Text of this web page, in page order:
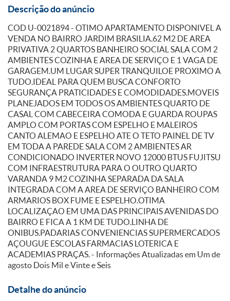
Descrição do anúncio
COD U-0021894 - OTIMO APARTAMENTO DISPONIVEL A
VENDA NO BAIRRO JARDIM BRASILIA.62 M2 DE AREA
PRIVATIVA 2 QUARTOS BANHEIRO SOCIAL SALA COM 2
AMBIENTES COZINHA E AREA DE SERVIÇO E 1 VAGA DE
GARAGEM.UM LUGAR SUPER TRANQUILOE PROXIMO A
TUDO.IDEAL PARA QUEM BUSCA CONFORTO
SEGURANÇA PRATICIDADES E COMODIDADES.MOVEIS
PLANEJADOS EM TODOS OS AMBIENTES QUARTO DE
CASAL COM CABECEIRA COMODA E GUARDA ROUPAS
AMPLO COM PORTAS COM ESPELHO E MALEIROS
CANTO ALEMAO E ESPELHO ATE O TETO PAINEL DE TV
EM TODA A PAREDE SALA COM 2 AMBIENTES AR
CONDICIONADO INVERTER NOVO 12000 BTUS FUJITSU
COM INFRAESTRUTURA PARA O OUTRO QUARTO
VARANDA 9 M2 COZINHA SEPARADA DA SALA
INTEGRADA COM A AREA DE SERVIÇO BANHEIRO COM
ARMARIOS BOX FUME E ESPELHO.OTIMA
LOCALIZAÇAO EM UMA DAS PRINCIPAIS AVENIDAS DO
BAIRRO E FICA A 1 KM DE TUDO.LINHA DE
ONIBUS.PADARIAS CONVENIENCIAS SUPERMERCADOS
AÇOUGUE ESCOLAS FARMACIAS LOTERICA E
ACADEMIAS PRAÇAS. - Informações Atualizadas em Um de
agosto Dois Mil e Vinte e Seis
Detalhe do anúncio